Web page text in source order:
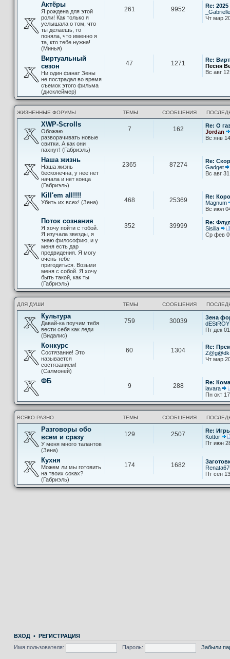
Актёры
Я рождена для этой
роли! Как только я
услышала о том, что
ты делаешь, то
поняла, что именно я
та, кто тебе нужна!
(Минья)
261 9952
Re:
Чт мар
Виртуальный
сезон
Ни один фанат Зены
не пострадал во время
съемок этого фильма
(дисклеймер)
47 1271
Re:
Песня
Вс авг
ЖИЗНЕННЫЕ ФОРУМЫ ТЕМЫ СООБЩЕНИЯ
XWP-Scrolls
Обожаю
разворачивать новые
свитки. А как они
пахнут! (Габриэль)
7 162
Re: О
Jordan
Вс янв
Наша жизнь
Наша жизнь
бесконечна, у нее нет
начала и нет конца
(Габриэль)
2365 87274
Re:
Gadget
Вс авг
Kill'em all!!!!
Убить их всех! (Зена) 468 25369
Re:
Magnum
Вс июл
Поток сознания
Я хочу пойти с тобой.
Я изучала звезды, я
знаю философию, и у
меня есть дар
предвидения. Я могу
очень тебе
пригодиться. Возьми
меня с собой. Я хочу
быть такой, как ты
(Габриэль)
352 39999
Re:
Sisilia
Ср фев
ДЛЯ ДУШИ ТЕМЫ СООБЩЕНИЯ
Культура
Давай-ка поучим тебя
вести себя как леди
(Видалис)
759 30039
Зена
dEStROY
Пт дек
Конкурс
Состязание! Это
называется
состязанием!
(Салмоней)
60 1304
Re:
Чт мар
ФБ
9 288
Re:
iavara
Пн окт
ВСЯКО-РАЗНО ТЕМЫ СООБЩЕНИЯ
Разговоры обо
всем и сразу
У меня много талантов
(Зена)
129 2507
Re:
Kottor
Пт июн
Кухня
Можем ли мы готовить
на твоих соках?
(Габриэль)
174 1682
Пт сен
ВХОД • РЕГИСТРАЦИЯ
Имя пользователя:
Пароль: Забыли